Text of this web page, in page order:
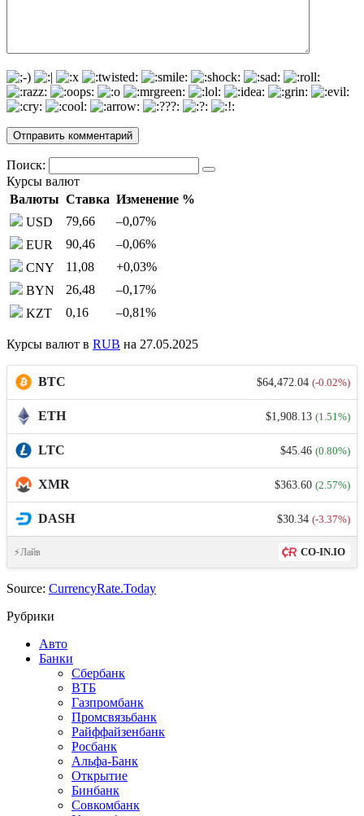
Поиск:
Курсы валют
Валюты Ставка Изменение %
USD
79,66 –0,07%
EUR
90,46 –0,06%
CNY
11,08 +0,03%
BYN
26,48 –0,17%
KZT
0,16 –0,81%
Курсы валют в RUB на 27.05.2025
BTC $64,472.04 (-0.02%)
ETH $1,908.13 (1.51%)
LTC $45.46 (0.80%)
XMR $363.60 (2.57%)
DASH $30.34 (-3.37%)
⚡Лайв CO-IN.IO
Source: CurrencyRate.Today
Рубрики
Авто
Банки
Сбербанк
ВТБ
Газпромбанк
Промсвязьбанк
Райффайзенбанк
Росбанк
Альфа-Банк
Открытие
Бинбанк
Совкомбанк